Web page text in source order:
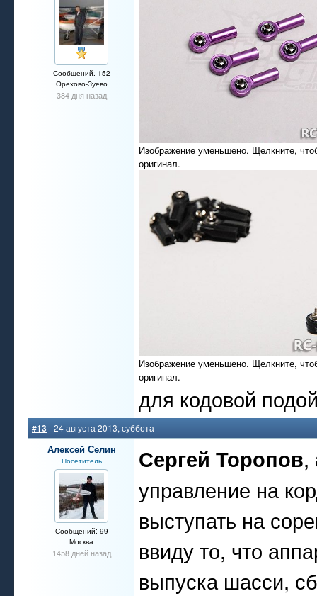
Сообщений: 152
Орехово-Зуево
384 дня назад
Изображение уменьшено. Щелкните,
оригинал.
Изображение уменьшено. Щелкните,
оригинал.
для кодовой
#13- 24 августа 2013, суббота
Алексей Селин
Посетитель
Сообщений: 99
Москва
1458 дней назад
Сергей Торопов,
управление на
выступать на
ввиду то, что
выпуска шасси,